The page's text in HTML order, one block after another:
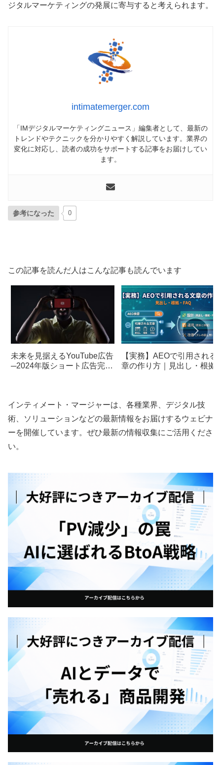
ジタルマーケティングの発展に寄与すると考えられます。
intimatemerger.com
「IMデジタルマーケティングニュース」編集者として、最新の
トレンドやテクニックを分かりやすく解説しています。業界の
変化に対応し、読者の成功をサポートする記事をお届けしてい
ます。
参考になった 0
この記事を読んだ人はこんな記事も読んでいます
未来を見据えるYouTube広告
─2024年版ショート広告完全
【実務】AEOで引用される
章の作り方｜見出し・根拠
インティメート・マージャーは、各種業界、デジタル技
術、ソリューションなどの最新情報をお届けするウェビナ
ーを開催しています。ぜひ最新の情報収集にご活用くださ
い。